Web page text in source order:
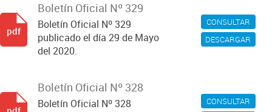
CONSULTAR
DESCARGAR
Boletín Oficial Nº 329
Boletín Oficial Nº 329
publicado el día 29 de Mayo
del 2020.
pdf
CONSULTAR
Boletín Oficial Nº 328
Boletín Oficial Nº 328